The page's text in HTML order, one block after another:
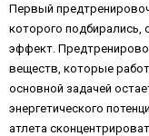
Первый
которого подбирались,
эффект.
веществ, которые
основной задачей
энергетического
атлета